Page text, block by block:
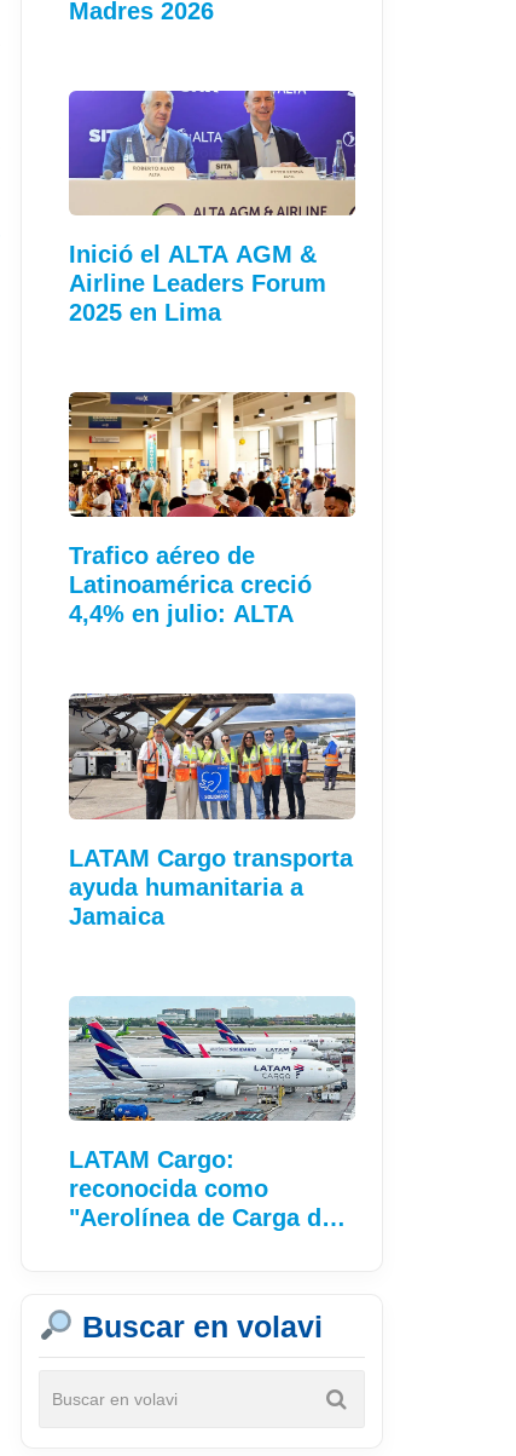
Madres 2026
Inició el ALTA AGM &
Airline Leaders Forum
2025 en Lima
Trafico aéreo de
Latinoamérica creció
4,4% en julio: ALTA
LATAM Cargo transporta
ayuda humanitaria a
Jamaica
LATAM Cargo:
reconocida como
"Aerolínea de Carga del
Buscar en volavi